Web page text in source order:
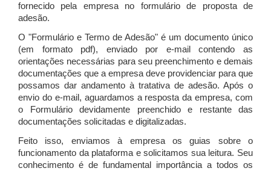
fornecido pela empresa no formulário de proposta de
adesão.
O "Formulário e Termo de Adesão" é um documento único
(em formato pdf), enviado por e-mail contendo as
orientações necessárias para seu preenchimento e demais
documentações que a empresa deve providenciar para que
possamos dar andamento à tratativa de adesão. Após o
envio do e-mail, aguardamos a resposta da empresa, com
o Formulário devidamente preenchido e restante das
documentações solicitadas e digitalizadas.
Feito isso, enviamos à empresa os guias sobre o
funcionamento da plataforma e solicitamos sua leitura. Seu
conhecimento é de fundamental importância a todos os